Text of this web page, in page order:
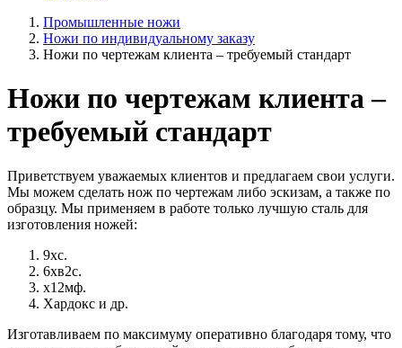
Промышленные ножи
Ножи по индивидуальному заказу
Ножи по чертежам клиента – требуемый стандарт
Ножи по чертежам клиента –
требуемый стандарт
Приветствуем уважаемых клиентов и предлагаем свои услуги.
Мы можем сделать нож по чертежам либо эскизам, а также по
образцу. Мы применяем в работе только лучшую сталь для
изготовления ножей:
9хс.
6хв2с.
х12мф.
Хардокс и др.
Изготавливаем по максимуму оперативно благодаря тому, что